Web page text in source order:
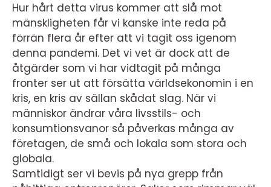
Hur hårt detta virus kommer att slå mot
mänskligheten får vi kanske inte reda på
förrän flera år efter att vi tagit oss igenom
denna pandemi. Det vi vet är dock att de
åtgärder som vi har vidtagit på många
fronter ser ut att försätta världsekonomin i en
kris, en kris av sällan skådat slag. När vi
människor ändrar våra livsstils- och
konsumtionsvanor så påverkas många av
företagen, de små och lokala som stora och
globala.
Samtidigt ser vi bevis på nya grepp från